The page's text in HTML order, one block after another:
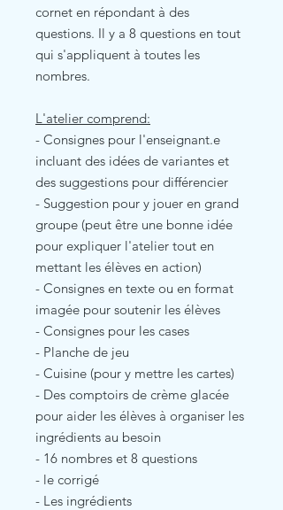
cornet en répondant à des
questions. Il y a 8 questions en tout
qui s'appliquent à toutes les
nombres.
L'atelier comprend:
- Consignes pour l'enseignant.e
incluant des idées de variantes et
des suggestions pour différencier
- Suggestion pour y jouer en grand
groupe (peut être une bonne idée
pour expliquer l'atelier tout en
mettant les élèves en action)
- Consignes en texte ou en format
imagée pour soutenir les élèves
- Consignes pour les cases
- Planche de jeu
- Cuisine (pour y mettre les cartes)
- Des comptoirs de crème glacée
pour aider les élèves à organiser les
ingrédients au besoin
- 16 nombres et 8 questions
- le corrigé
- Les ingrédients